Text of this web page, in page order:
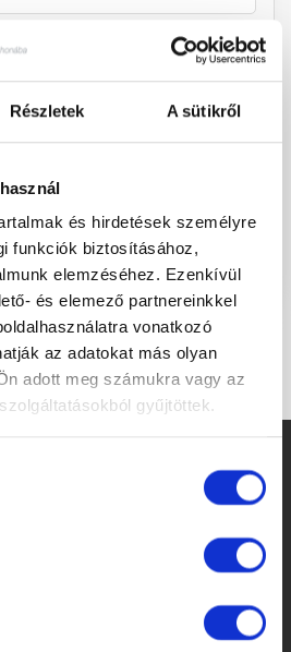
Részletek A sütikről
és hirdetések személyre
funkciók biztosításához,
elemzéséhez. Ezenkívül
és elemező partnereinkkel
vonatkozó
az adatokat más olyan
adott meg számukra vagy az
gyűjtöttek.
CÍME, TELEFONSZÁMA